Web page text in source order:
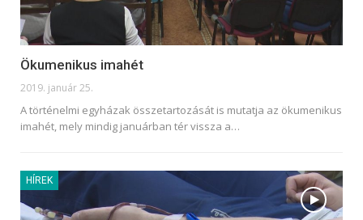
Ökumenikus imahét
2019. január 25.
A történelmi egyházak összetartozását is mutatja az ökumenikus
imahét, mely mindig januárban tér vissza a…
HÍREK